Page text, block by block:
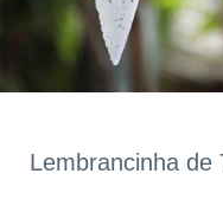
Lembrancinha de